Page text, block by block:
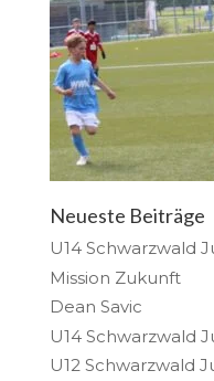
Neueste Beiträge
U14 Schwarzwald
Mission Zukunft
Dean Savic
U14 Schwarzwald
U12 Schwarzwald